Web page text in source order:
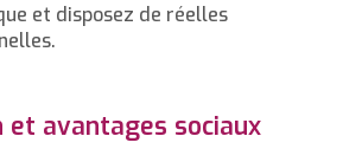
et disposez de réelles
et avantages sociaux